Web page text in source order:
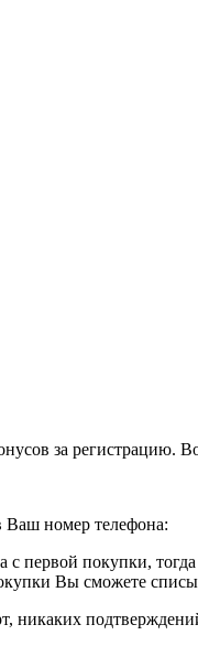
за регистрацию.
Ваш номер телефона:
первой покупки,
Вы сможете
никаких